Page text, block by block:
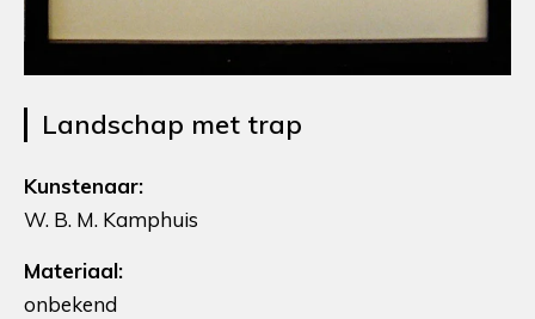
Landschap met trap
Kunstenaar:
W. B. M. Kamphuis
Materiaal:
onbekend